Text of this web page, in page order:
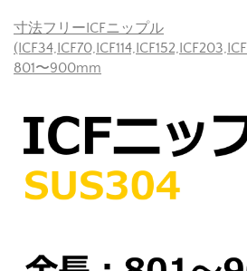
寸法フリーICFニップル
801〜900mm